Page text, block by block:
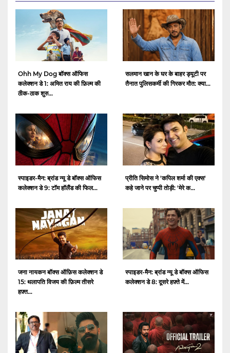
Ohh My Dog बॉक्स ऑफिस
कलेक्शन डे 1: अमित राय की फ़िल्म की
ठीक-ठाक शुरु...
सलमान खान के घर के बाहर ड्यूटी पर
तैनात पुलिसकर्मी की गिरकर मौत: क्या...
स्पाइडर-मैन: ब्रांड न्यू डे बॉक्स ऑफिस
कलेक्शन डे 9: टॉम हॉलैंड की फिल...
प्रीति सिमोस ने 'कपिल शर्मा की एक्स'
कहे जाने पर चुप्पी तोड़ी: 'मेरे क...
जना नायकन बॉक्स ऑफ़िस कलेक्शन डे
15: थलापति विजय की फ़िल्म तीसरे
हफ़्त...
स्पाइडर-मैन: ब्रांड न्यू डे बॉक्स ऑफिस
कलेक्शन डे 8: दूसरे हफ़्ते में...